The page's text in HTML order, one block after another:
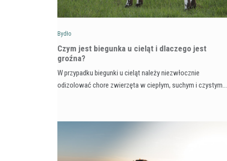
Bydło
Czym jest biegunka u cieląt i dlaczego jest
groźna?
W przypadku biegunki u cieląt należy niezwłocznie
odizolować chore zwierzęta w ciepłym, suchym i czystym…